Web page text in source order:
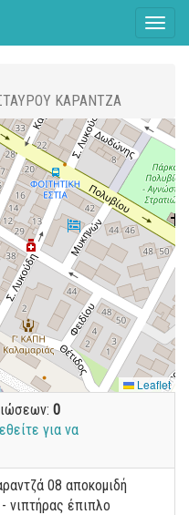
ΚΑΡΑΝΤΖΑ
Leaflet
0
για να
08 αποκομιδή
νιπτήρας έπιπλο